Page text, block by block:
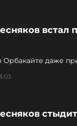
встал
даже